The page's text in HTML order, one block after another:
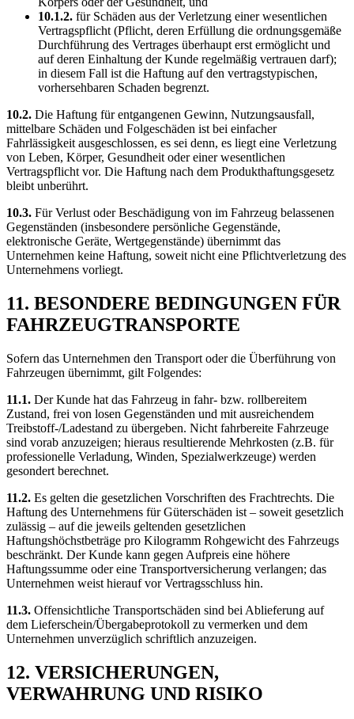
10.1.2. für Schäden aus der Verletzung einer wesentlichen
Vertragspflicht (Pflicht, deren Erfüllung die ordnungsgemäße
Durchführung des Vertrages überhaupt erst ermöglicht und
auf deren Einhaltung der Kunde regelmäßig vertrauen darf);
in diesem Fall ist die Haftung auf den vertragstypischen,
vorhersehbaren Schaden begrenzt.
10.2. Die Haftung für entgangenen Gewinn, Nutzungsausfall,
mittelbare Schäden und Folgeschäden ist bei einfacher
Fahrlässigkeit ausgeschlossen, es sei denn, es liegt eine Verletzung
von Leben, Körper, Gesundheit oder einer wesentlichen
Vertragspflicht vor. Die Haftung nach dem Produkthaftungsgesetz
bleibt unberührt.
10.3. Für Verlust oder Beschädigung von im Fahrzeug belassenen
Gegenständen (insbesondere persönliche Gegenstände,
elektronische Geräte, Wertgegenstände) übernimmt das
Unternehmen keine Haftung, soweit nicht eine Pflichtverletzung des
Unternehmens vorliegt.
11. BESONDERE BEDINGUNGEN FÜR
FAHRZEUGTRANSPORTE
Sofern das Unternehmen den Transport oder die Überführung von
Fahrzeugen übernimmt, gilt Folgendes:
11.1. Der Kunde hat das Fahrzeug in fahr- bzw. rollbereitem
Zustand, frei von losen Gegenständen und mit ausreichendem
Treibstoff-/Ladestand zu übergeben. Nicht fahrbereite Fahrzeuge
sind vorab anzuzeigen; hieraus resultierende Mehrkosten (z.B. für
professionelle Verladung, Winden, Spezialwerkzeuge) werden
gesondert berechnet.
11.2. Es gelten die gesetzlichen Vorschriften des Frachtrechts. Die
Haftung des Unternehmens für Güterschäden ist – soweit gesetzlich
zulässig – auf die jeweils geltenden gesetzlichen
Haftungshöchstbeträge pro Kilogramm Rohgewicht des Fahrzeugs
beschränkt. Der Kunde kann gegen Aufpreis eine höhere
Haftungssumme oder eine Transportversicherung verlangen; das
Unternehmen weist hierauf vor Vertragsschluss hin.
11.3. Offensichtliche Transportschäden sind bei Ablieferung auf
dem Lieferschein/Übergabeprotokoll zu vermerken und dem
Unternehmen unverzüglich schriftlich anzuzeigen.
12. VERSICHERUNGEN,
VERWAHRUNG UND RISIKO